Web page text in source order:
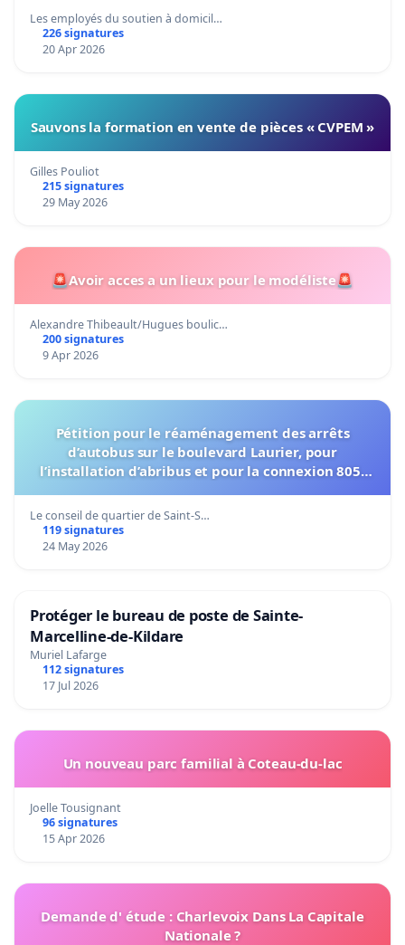
Les employés du soutien à domicil…
226 signatures
20 Apr 2026
Sauvons la formation en vente de pièces « CVPEM »
Gilles Pouliot
215 signatures
29 May 2026
🚨Avoir acces a un lieux pour le modéliste🚨
Alexandre Thibeault/Hugues boulic…
200 signatures
9 Apr 2026
Pétition pour le réaménagement des arrêts
d’autobus sur le boulevard Laurier, pour
l’installation d’abribus et pour la connexion 805-
Le conseil de quartier de Saint-S…
119 signatures
24 May 2026
Protéger le bureau de poste de Sainte-
Marcelline-de-Kildare
Muriel Lafarge
112 signatures
17 Jul 2026
Un nouveau parc familial à Coteau-du-lac
Joelle Tousignant
96 signatures
15 Apr 2026
Demande d' étude : Charlevoix Dans La Capitale
Nationale ?